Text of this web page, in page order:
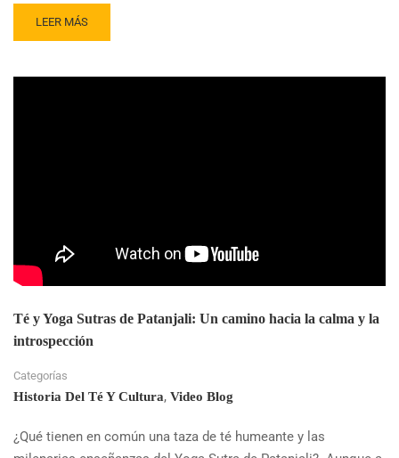
READ
MORE
INDIA
LEER MÁS
Té y Yoga Sutras de Patanjali: Un camino hacia la calma y la
introspección
Categorías
Historia Del Té Y Cultura, Video Blog
¿Qué tienen en común una taza de té humeante y las